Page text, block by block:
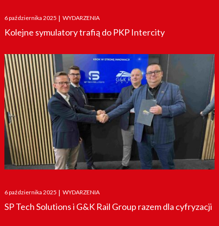
Posted
on
6 października 2025 | WYDARZENIA
Kolejne symulatory trafią do PKP Intercity
Posted
on
6 października 2025 | WYDARZENIA
SP Tech Solutions i G&K Rail Group razem dla cyfryzacji